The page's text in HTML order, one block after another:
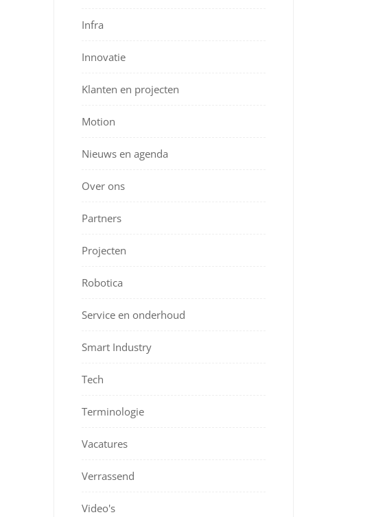
Infra
Innovatie
Klanten en projecten
Motion
Nieuws en agenda
Over ons
Partners
Projecten
Robotica
Service en onderhoud
Smart Industry
Tech
Terminologie
Vacatures
Verrassend
Video's